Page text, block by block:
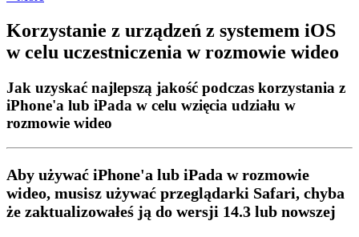
Korzystanie z urządzeń z systemem iOS
w celu uczestniczenia w rozmowie wideo
Jak uzyskać najlepszą jakość podczas korzystania z
iPhone'a lub iPada w celu wzięcia udziału w
rozmowie wideo
Aby używać iPhone'a lub iPada w rozmowie
wideo, musisz używać przeglądarki Safari, chyba
że zaktualizowałeś ją do wersji 14.3 lub nowszej